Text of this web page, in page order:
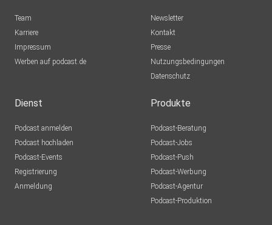
Team
Karriere
Impressum
Werben auf podcast.de
Newsletter
Kontakt
Presse
Nutzungsbedingungen
Datenschutz
Dienst
Podcast anmelden
Podcast hochladen
Podcast-Events
Registrierung
Anmeldung
Produkte
Podcast-Beratung
Podcast-Jobs
Podcast-Push
Podcast-Werbung
Podcast-Agentur
Podcast-Produktion